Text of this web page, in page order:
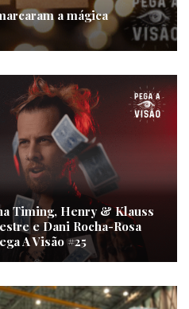
a mágica
Timing, Henry & Klauss
e Dani Rocha-Rosa
A Visão #25